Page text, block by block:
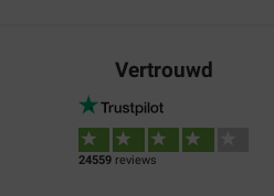
03-04-2017
Vertrouwd
24559reviews